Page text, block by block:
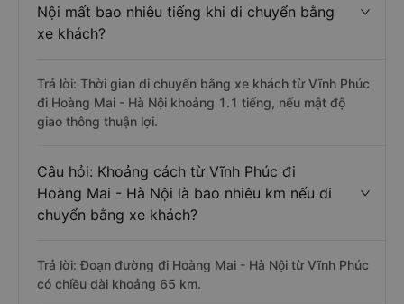
Nội mất bao nhiêu tiếng khi di chuyển bằng
xe khách?
Trả lời: Thời gian di chuyển bằng xe khách từ Vĩnh Phúc
đi Hoàng Mai - Hà Nội khoảng 1.1 tiếng, nếu mật độ
giao thông thuận lợi.
Câu hỏi: Khoảng cách từ Vĩnh Phúc đi
Hoàng Mai - Hà Nội là bao nhiêu km nếu di
chuyển bằng xe khách?
Trả lời: Đoạn đường đi Hoàng Mai - Hà Nội từ Vĩnh Phúc
có chiều dài khoảng 65 km.